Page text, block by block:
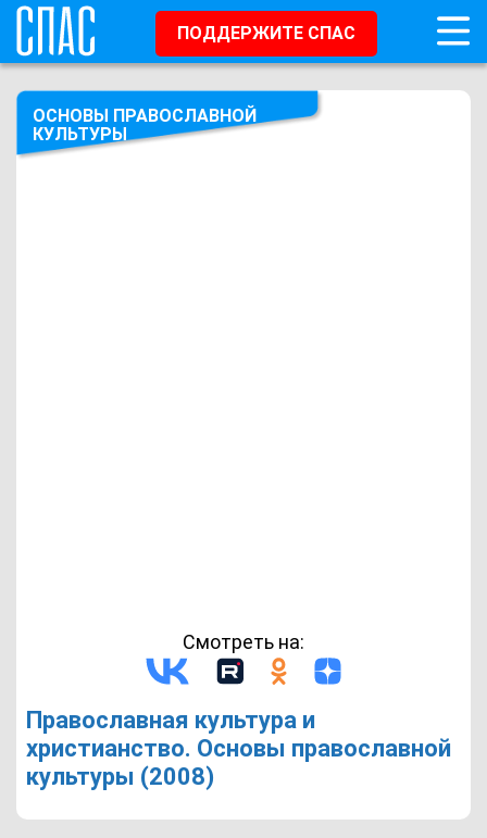
ПОДДЕРЖИТЕ СПАС
ОСНОВЫ ПРАВОСЛАВНОЙ
КУЛЬТУРЫ
Смотреть на:
Православная культура и
христианство. Основы православной
культуры (2008)